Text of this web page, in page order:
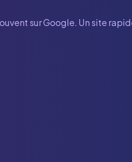
sur Google. Un site